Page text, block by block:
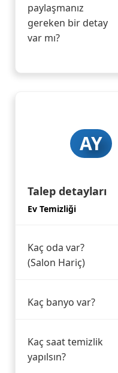
paylaşmanız
gereken bir detay
var mı?
AY
Talep detayları
Ev Temizliği
Kaç oda var?
(Salon Hariç)
Kaç banyo var?
Kaç saat temizlik
yapılsın?